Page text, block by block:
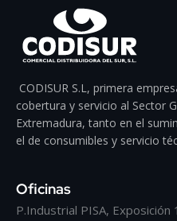
CODISUR S.L, primera
cobertura y servicio al Sector
Extremadura, tanto en el
el de consumibles y servicio
Oficinas
P.Industrial PISA, Exposición